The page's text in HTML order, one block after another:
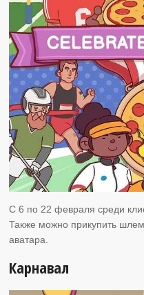
С 6 по 22 февраля среди
Также можно прикупить
аватара.
Карнавал